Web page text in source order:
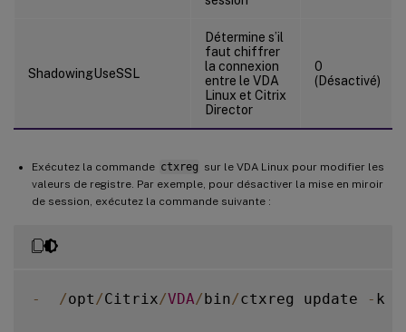
ShadowingUseSSL
Détermine s’il
faut chiffrer
la connexion
entre le VDA
Linux et Citrix
Director
0
(Désactivé)
Exécutez la commande ctxreg sur le VDA Linux pour modifier les
valeurs de registre. Par exemple, pour désactiver la mise en miroir
de session, exécutez la commande suivante :
- /opt /Citrix/VDA/bin/ctxreg update - k